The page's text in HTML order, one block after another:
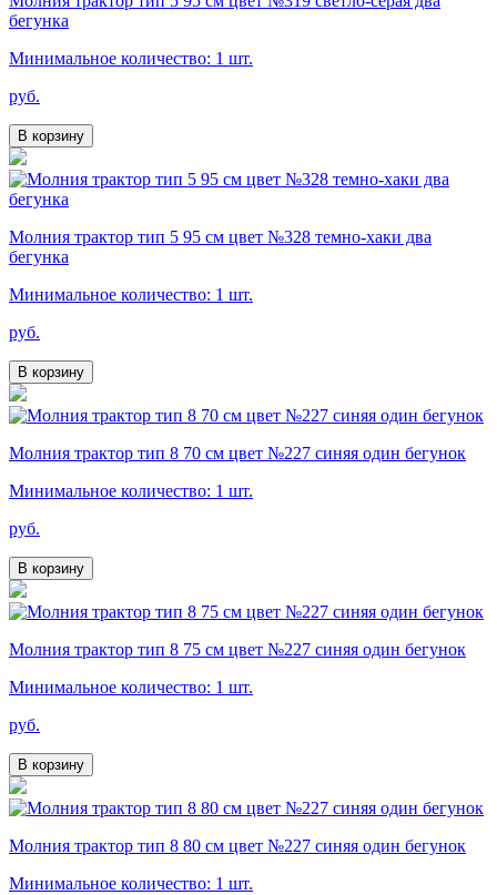
бегунка
Минимальное количество: 1 шт.
руб.
В корзину
Молния трактор тип 5 95 см цвет №328 темно-хаки два
бегунка
Минимальное количество: 1 шт.
руб.
В корзину
Молния трактор тип 8 70 см цвет №227 синяя один бегунок
Минимальное количество: 1 шт.
руб.
В корзину
Молния трактор тип 8 75 см цвет №227 синяя один бегунок
Минимальное количество: 1 шт.
руб.
В корзину
Молния трактор тип 8 80 см цвет №227 синяя один бегунок
Минимальное количество: 1 шт.